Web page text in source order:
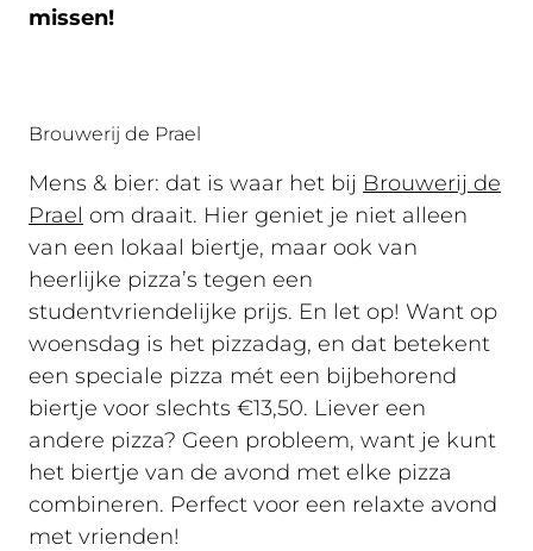
missen!
Brouwerij de Prael
Mens & bier: dat is waar het bij Brouwerij de
Prael om draait. Hier geniet je niet alleen
van een lokaal biertje, maar ook van
heerlijke pizza’s tegen een
studentvriendelijke prijs. En let op! Want op
woensdag is het pizzadag, en dat betekent
een speciale pizza mét een bijbehorend
biertje voor slechts €13,50. Liever een
andere pizza? Geen probleem, want je kunt
het biertje van de avond met elke pizza
combineren. Perfect voor een relaxte avond
met vrienden!